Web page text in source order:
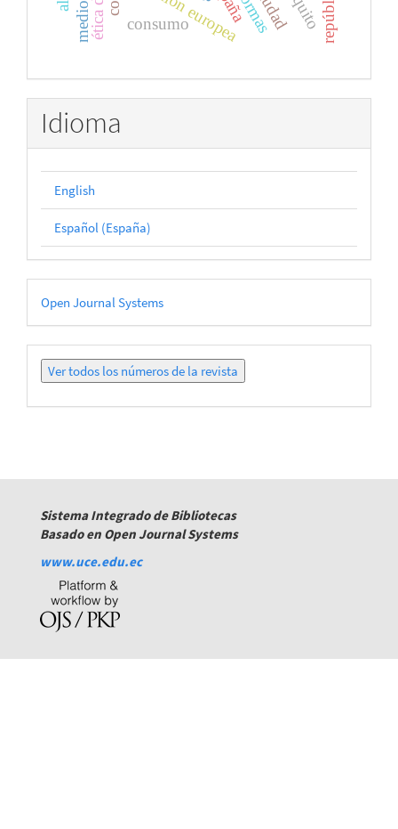
consumo quito
Idioma
English
Español (España)
Desarrollado
por
Open Journal Systems
Ver
todos
Sistema Integrado de Bibliotecas
Basado en Open Journal Systems
www.uce.edu.ec